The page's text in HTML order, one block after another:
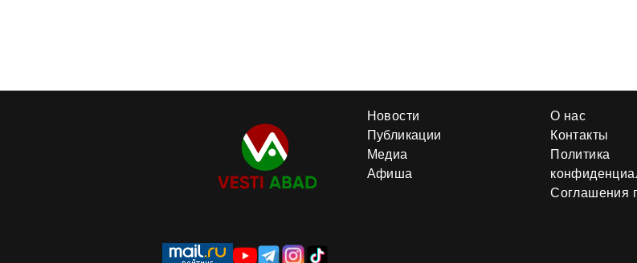
Новости
Публикации
Медиа
Афиша
О нас
Контакты
Политика
Соглашения